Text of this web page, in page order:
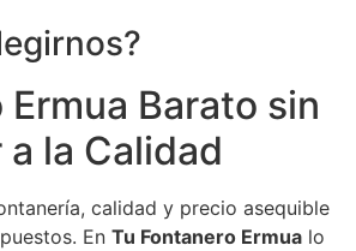
Barato sin
la Calidad
calidad y precio asequible
En Tu Fontanero Ermua lo